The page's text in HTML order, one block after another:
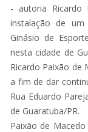
- autoria
instalação de
Ginásio de
nesta cidade de
Ricardo Paixão de
a fim de dar
Rua Eduardo
de Guaratuba/
Paixão de